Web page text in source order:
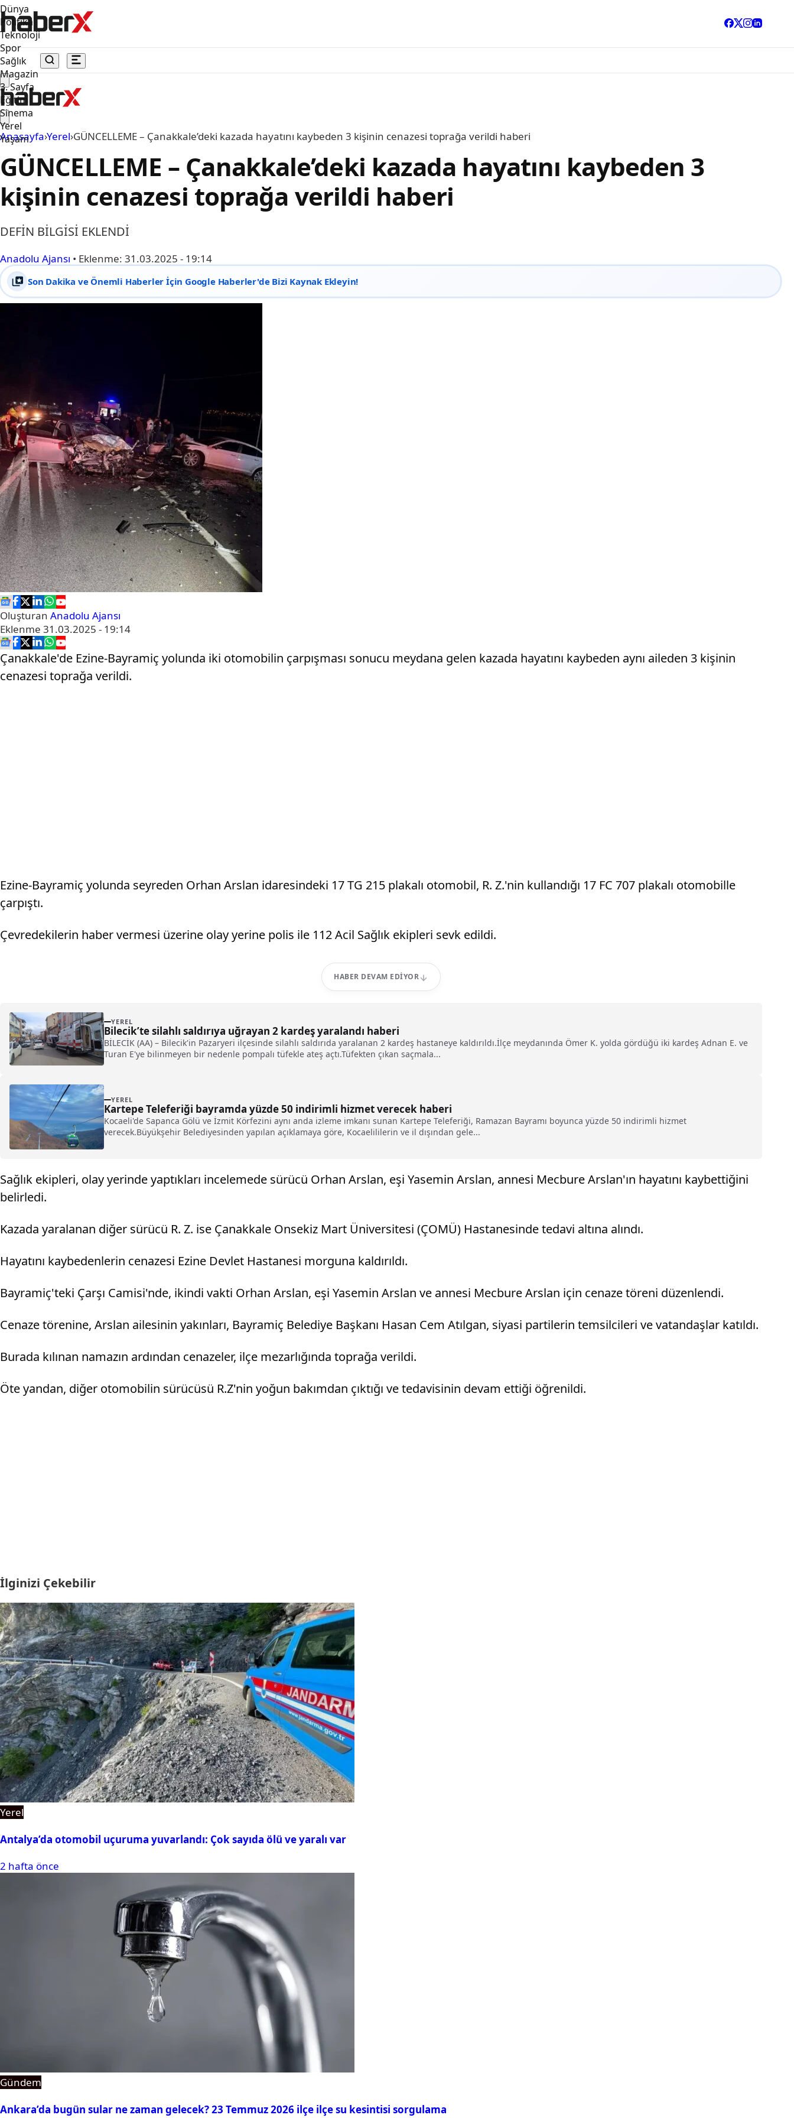
Dünya
Politika
Teknoloji
Spor
Sağlık
Magazin
3. Sayfa
Eğitim
Sinema
Yerel
Yaşam
Anasayfa›Yerel›GÜNCELLEME – Çanakkale’deki kazada hayatını kaybeden 3 kişinin cenazesi toprağa verildi haberi
GÜNCELLEME – Çanakkale’deki kazada hayatını kaybeden 3
kişinin cenazesi toprağa verildi haberi
DEFİN BİLGİSİ EKLENDİ
Anadolu Ajansı • Eklenme: 31.03.2025 - 19:14
Son Dakika ve Önemli Haberler İçin Google Haberler'de Bizi Kaynak Ekleyin!
Oluşturan Anadolu Ajansı
Eklenme 31.03.2025 - 19:14
Çanakkale'de Ezine-Bayramiç yolunda iki otomobilin çarpışması sonucu meydana gelen kazada hayatını kaybeden aynı aileden 3 kişinin
cenazesi toprağa verildi.
Ezine-Bayramiç yolunda seyreden Orhan Arslan idaresindeki 17 TG 215 plakalı otomobil, R. Z.'nin kullandığı 17 FC 707 plakalı otomobille
çarpıştı.
Çevredekilerin haber vermesi üzerine olay yerine polis ile 112 Acil Sağlık ekipleri sevk edildi.
HABER DEVAM EDIYOR
YEREL
Bilecik’te silahlı saldırıya uğrayan 2 kardeş yaralandı haberi
BİLECİK (AA) – Bilecik'in Pazaryeri ilçesinde silahlı saldırıda yaralanan 2 kardeş hastaneye kaldırıldı.İlçe meydanında Ömer K. yolda gördüğü iki kardeş Adnan E. ve
Turan E'ye bilinmeyen bir nedenle pompalı tüfekle ateş açtı.Tüfekten çıkan saçmala...
YEREL
Kartepe Teleferiği bayramda yüzde 50 indirimli hizmet verecek haberi
Kocaeli'de Sapanca Gölü ve İzmit Körfezini aynı anda izleme imkanı sunan Kartepe Teleferiği, Ramazan Bayramı boyunca yüzde 50 indirimli hizmet
verecek.Büyükşehir Belediyesinden yapılan açıklamaya göre, Kocaelililerin ve il dışından gele...
Sağlık ekipleri, olay yerinde yaptıkları incelemede sürücü Orhan Arslan, eşi Yasemin Arslan, annesi Mecbure Arslan'ın hayatını kaybettiğini
belirledi.
Kazada yaralanan diğer sürücü R. Z. ise Çanakkale Onsekiz Mart Üniversitesi (ÇOMÜ) Hastanesinde tedavi altına alındı.
Hayatını kaybedenlerin cenazesi Ezine Devlet Hastanesi morguna kaldırıldı.
Bayramiç'teki Çarşı Camisi'nde, ikindi vakti Orhan Arslan, eşi Yasemin Arslan ve annesi Mecbure Arslan için cenaze töreni düzenlendi.
Cenaze törenine, Arslan ailesinin yakınları, Bayramiç Belediye Başkanı Hasan Cem Atılgan, siyasi partilerin temsilcileri ve vatandaşlar katıldı.
Burada kılınan namazın ardından cenazeler, ilçe mezarlığında toprağa verildi.
Öte yandan, diğer otomobilin sürücüsü R.Z'nin yoğun bakımdan çıktığı ve tedavisinin devam ettiği öğrenildi.
İlginizi Çekebilir
Yerel
Antalya’da otomobil uçuruma yuvarlandı: Çok sayıda ölü ve yaralı var
2 hafta önce
Gündem
Ankara’da bugün sular ne zaman gelecek? 23 Temmuz 2026 ilçe ilçe su kesintisi sorgulama